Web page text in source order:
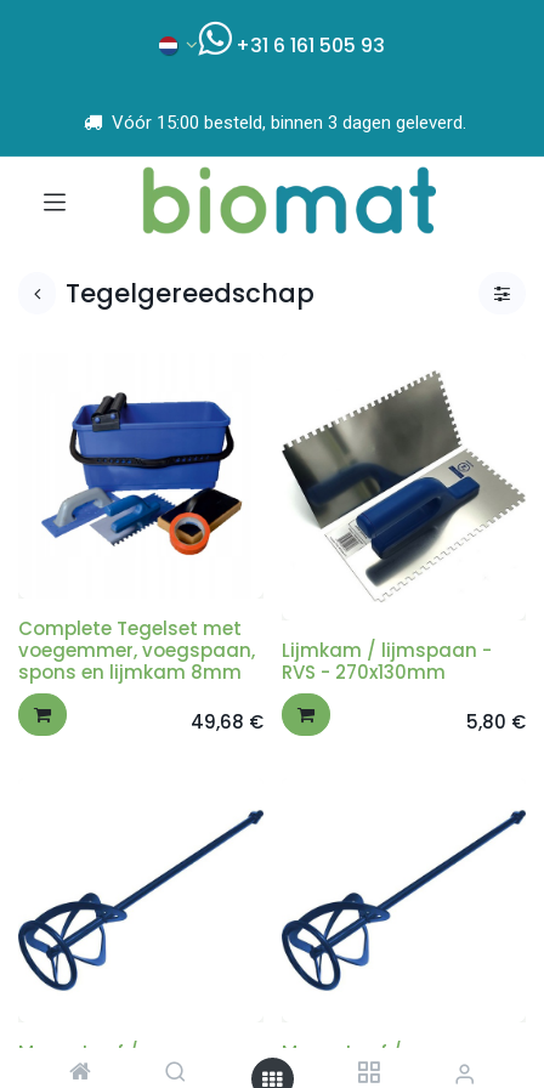
+31 6 161 505 93
Vóór 15:00 besteld, binnen 3 dagen geleverd.
Tegelgereedschap
Complete Tegelset met
voegemmer, voegspaan,
spons en lijmkam 8mm
49,68 €
Lijmkam / lijmspaan -
RVS - 270x130mm
5,80 €
Mengstaaf /
Spiraalmenger voor
Mengstaaf /
Spiraalmenger voor